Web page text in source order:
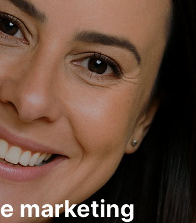
marketing